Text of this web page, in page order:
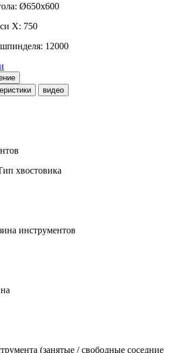
Ø650х600
X: 750
12000
видео
хвостовика
инструментов
(занятые / свободные соседние